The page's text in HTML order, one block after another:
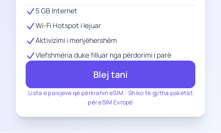
Lista e paisjeve që përkrahin eSIM-Shiko të gjitha paketat
për eSIM Evropë
5 GB Internet
Wi-Fi Hotspot i lejuar
Aktivizimi i menjëhershëm
Vlefshmëria duke filluar nga përdorimi i parë
Blej tani